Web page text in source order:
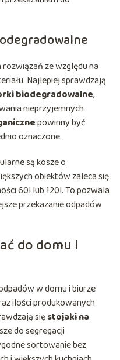
ze względu na
Najlepiej sprawdzają
biodegradowalne,
nieprzyjemnych
powinny być
oznaczone.
są kosze o
obiektów zaleca się
60l lub 120l. To pozwala
przekazanie odpadów
do domu i
w domu i biurze
ilości produkowanych
sięstojaki na
do segregacji
sortowanie bez